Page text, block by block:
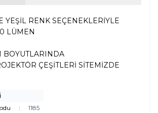
YEŞİL RENK SEÇENEKLERİYLE
LÜMEN
BOYUTLARINDA
ÇEŞİTLERİ SİTEMİZDE
: 1185